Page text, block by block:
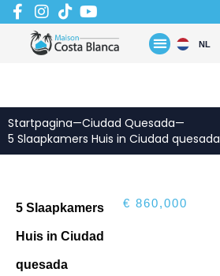
Zum
Inhalt
springen
NL
Startpagina—Ciudad Quesada—
5 Slaapkamers Huis in Ciudad quesada
5 Slaapkamers
Huis in Ciudad
quesada
€ 860,000